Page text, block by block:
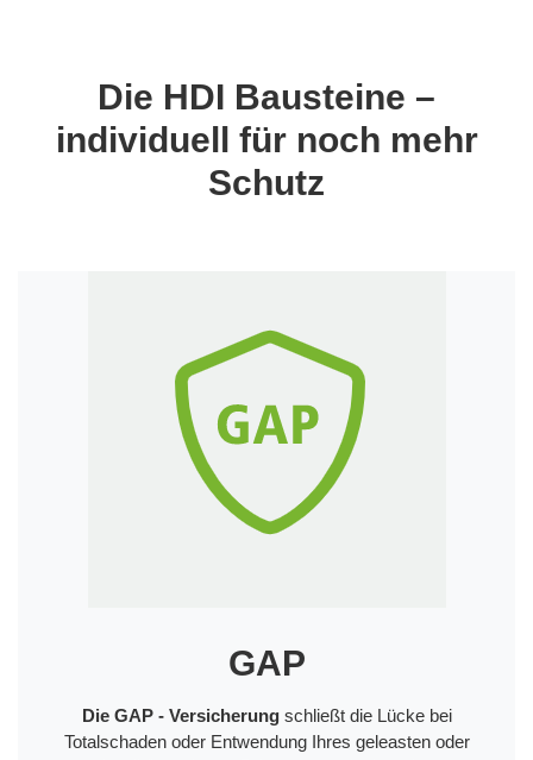
Die HDI Bausteine –
individuell für noch mehr
Schutz
GAP
Die GAP - Versicherungschließt die Lücke bei
Totalschaden oder Entwendung Ihres geleasten oder